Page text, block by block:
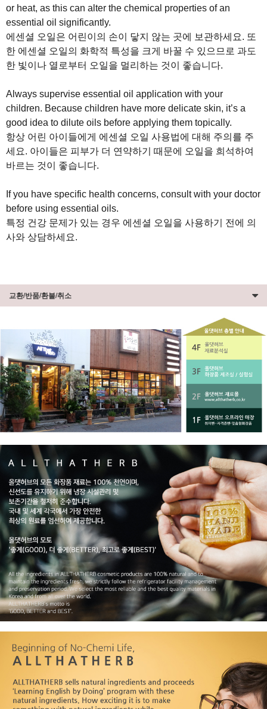
or heat, as this can alter the chemical properties of an
essential oil significantly.
에센셜 오일은 어린이의 손이 닿지 않는 곳에 보관하세요. 또
한 에센셜 오일의 화학적 특성을 크게 바꿀 수 있으므로 과도
한 빛이나 열로부터 오일을 멀리하는 것이 좋습니다.
Always supervise essential oil application with your
children. Because children have more delicate skin, it’s a
good idea to dilute oils before applying them topically.
항상 어린 아이들에게 에센셜 오일 사용법에 대해 주의를 주
세요. 아이들은 피부가 더 연약하기 때문에 오일을 희석하여
바르는 것이 좋습니다.
If you have specific health concerns, consult with your doctor
before using essential oils.
특정 건강 문제가 있는 경우 에센셜 오일을 사용하기 전에 의
사와 상담하세요.
교환/반품/환불/취소